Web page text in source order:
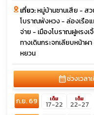
เที่ยว:หมู่บ้านซานเสีย - สว
โบราณฟ่งหวง - ล่องเรือแ
จ่าย - เมืองโบราณฝูหรงเ
ทางเดินกระจกเลียบหน้าผ
หยวน
calendar_monthช่วงเวลา
ก.ย. 69 เต็ม
17-22
เต็ม
22-27